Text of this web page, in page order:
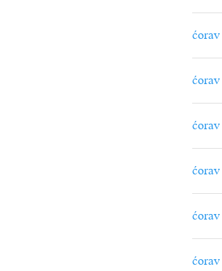
ćorav
ćorav
ćorav
ćorav
ćorav
ćorav